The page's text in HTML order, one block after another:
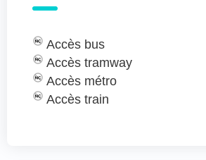
Accès bus
Accès tramway
Accès métro
Accès train